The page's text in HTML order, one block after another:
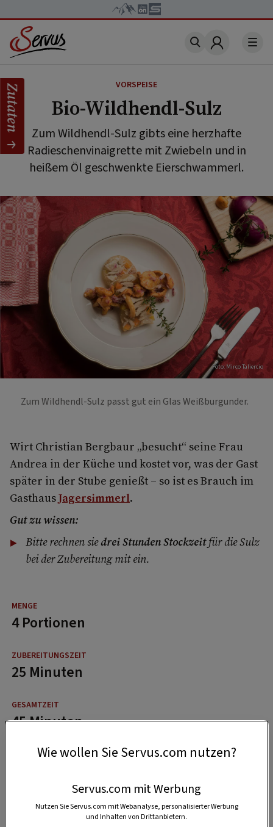
Account
VORSPEISE
Bio-Wildhendl-Sulz
Zum Wildhendl-Sulz gibts eine herzhafte
Radieschenvinaigrette mit Zwiebeln und in
heißem Öl geschwenkte Eierschwammerl.
Foto: Mirco Taliercio
Zum Wildhendl-Sulz passt gut ein Glas Weißburgunder.
Wirt Christian Bergbaur „besucht“ seine Frau
Andrea in der Küche und kostet vor, was der Gast
später in der Stube genießt – so ist es Brauch im
GasthausJagersimmerl.
Gut zu wissen:
Bitte rechnen siedrei Stunden Stockzeitfür die Sulz
bei der Zubereitung mit ein.
4 Portionen
25 Minuten
45 Minuten
Zutaten
Wie wollen Sie Servus.com nutzen?
Servus.com mit Werbung
Nutzen Sie Servus.com mit Webanalyse, personalisierter Werbung
und Inhalten von Drittanbietern.